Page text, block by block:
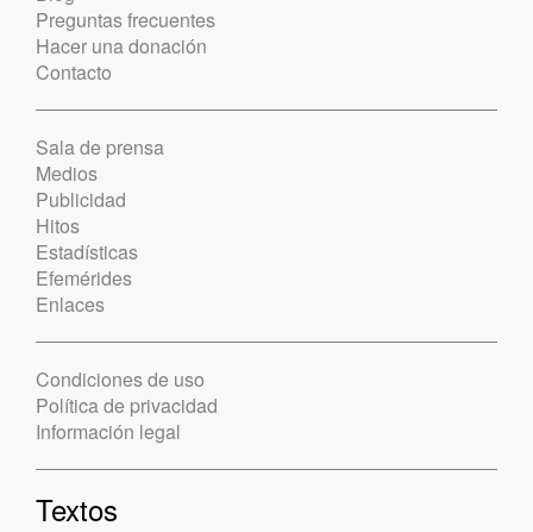
Preguntas frecuentes
Hacer una donación
Contacto
Sala de prensa
Medios
Publicidad
Hitos
Estadísticas
Efemérides
Enlaces
Condiciones de uso
Política de privacidad
Información legal
Textos